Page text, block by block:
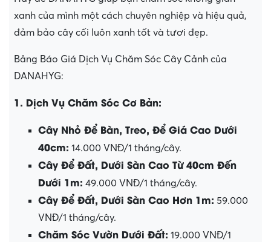
xanh của mình một cách chuyên nghiệp và hiệu quả,
đảm bảo cây cối luôn xanh tốt và tươi đẹp.
Bảng Báo Giá Dịch Vụ Chăm Sóc Cây Cảnh của
DANAHYG:
1. Dịch Vụ Chăm Sóc Cơ Bản:
Cây Nhỏ Để Bàn, Treo, Để Giá Cao Dưới
40cm: 14.000 VNĐ/1 tháng/cây.
Cây Để Đất, Dưới Sàn Cao Từ 40cm Đến
Dưới 1m: 49.000 VNĐ/1 tháng/cây.
Cây Để Đất, Dưới Sàn Cao Hơn 1m: 59.000
VNĐ/1 tháng/cây.
Chăm Sóc Vườn Dưới Đất: 19.000 VNĐ/1